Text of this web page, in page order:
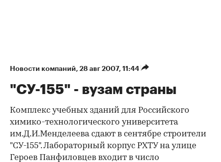
Новости компаний⁠, 28 авг 2007, 11:44
"СУ-155" - вузам страны
Комплекс учебных зданий для Российского
химико-технологического университета
им.Д.И.Менделеева сдают в сентябре строители
"СУ-155". Лабораторный корпус РХТУ на улице
Героев Панфиловцев входит в число